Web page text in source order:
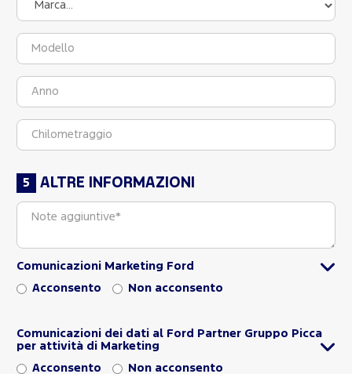
ALTRE INFORMAZIONI
Comunicazioni Marketing Ford
Acconsento Non acconsento
Comunicazioni dei dati al Ford Partner Gruppo Picca
per attività di Marketing
Acconsento Non acconsento